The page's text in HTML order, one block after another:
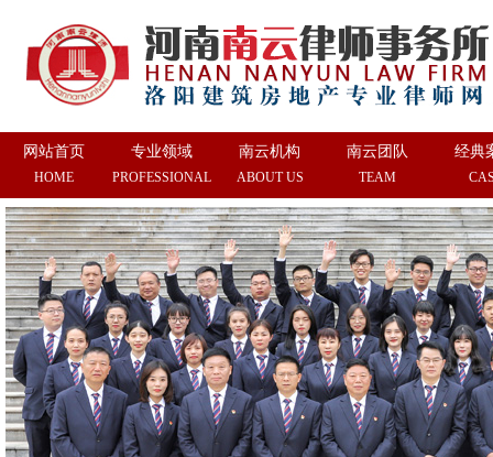
网站首页
HOME
专业领域
PROFESSIONAL
南云机构
ABOUT US
南云团队
TEAM
经典